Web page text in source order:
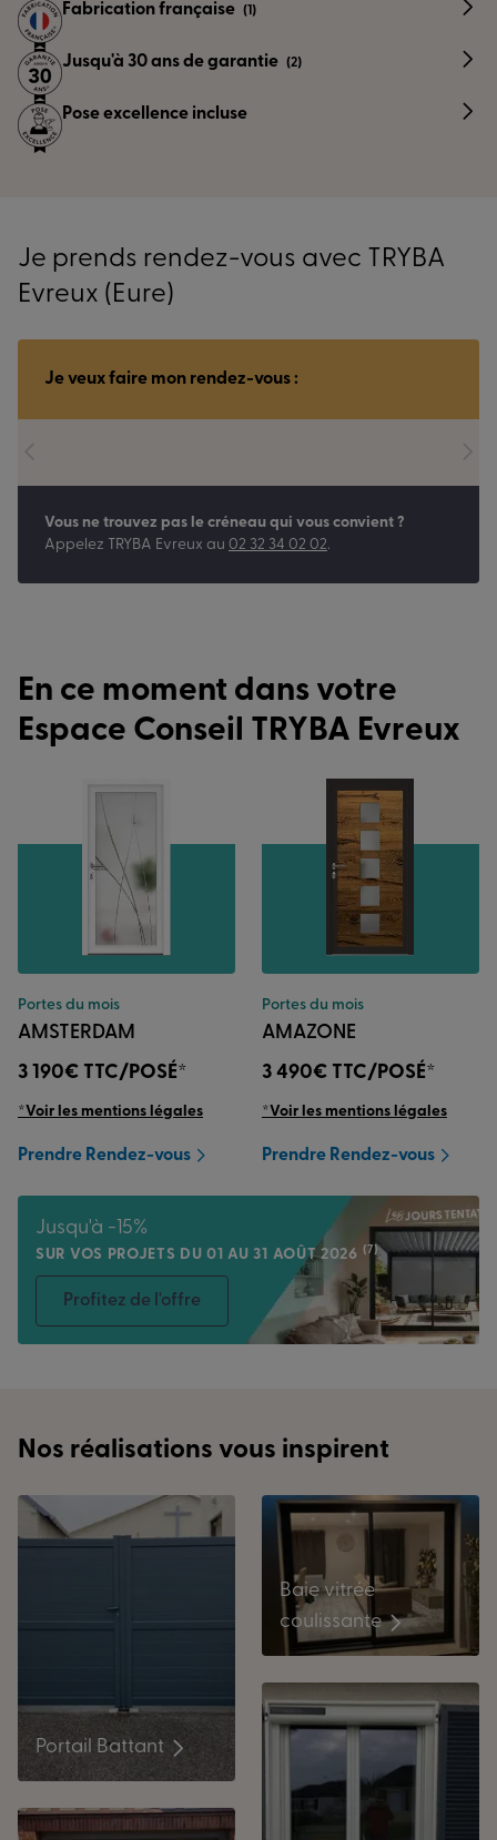
Fabrication française (1)
Jusqu'à 30 ans de garantie (2)
Pose excellence incluse
Je prends rendez-vous avec TRYBA
Evreux (Eure)
Je veux faire mon rendez-vous :
Vous ne trouvez pas le créneau qui vous convient ?
Appelez TRYBA Evreux au 02 32 34 02 02.
En ce moment dans votre
Espace Conseil TRYBA Evreux
Portes du mois
AMSTERDAM
3 190€ TTC/POSÉ*
*Voir les mentions légales
Prendre Rendez-vous
Portes du mois
AMAZONE
3 490€ TTC/POSÉ*
*Voir les mentions légales
Prendre Rendez-vous
Jusqu'à -15%
SUR VOS PROJETS DU 01 AU 31 AOÛT 2026 (7)
Profitez de l'offre
Nos réalisations vous inspirent
Portail Battant
Baie vitrée
coulissante